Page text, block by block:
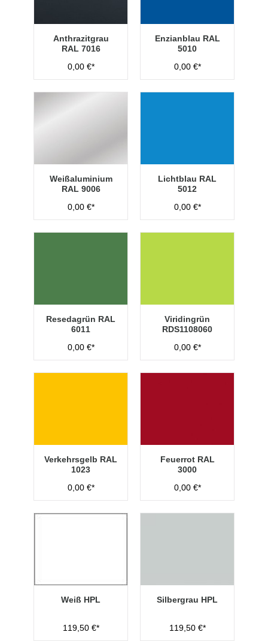
Anthrazitgrau
RAL 7016
0,00 €*
Enzianblau RAL
5010
0,00 €*
Weißaluminium
RAL 9006
0,00 €*
Lichtblau RAL
5012
0,00 €*
Resedagrün RAL
6011
0,00 €*
Viridingrün
RDS1108060
0,00 €*
Verkehrsgelb RAL
1023
0,00 €*
Feuerrot RAL
3000
0,00 €*
Weiß HPL
119,50 €*
Silbergrau HPL
119,50 €*